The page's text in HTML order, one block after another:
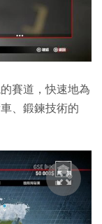
賽道，快速地為
、鍛鍊技術的